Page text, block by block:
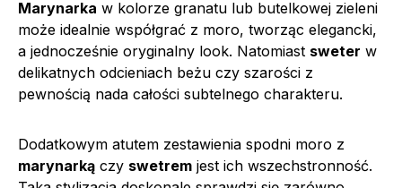
Marynarka w kolorze granatu lub butelkowej zieleni
może idealnie współgrać z moro, tworząc elegancki,
a jednocześnie oryginalny look. Natomiast sweter w
delikatnych odcieniach beżu czy szarości z
pewnością nada całości subtelnego charakteru.
Dodatkowym atutem zestawienia spodni moro z
marynarką czy swetrem jest ich wszechstronność.